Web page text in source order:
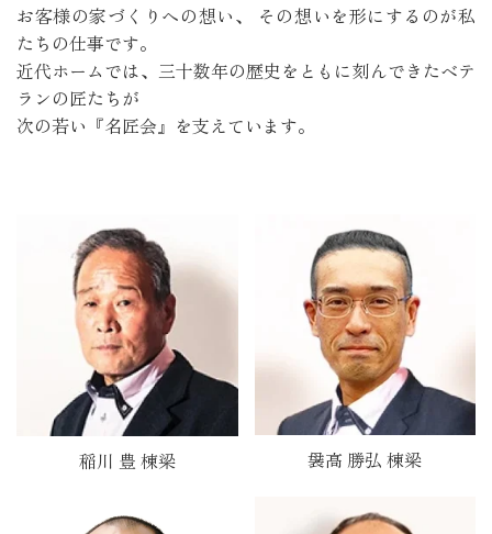
お客様の家づくりへの想い、 その想いを形にするのが私
たちの仕事です。
近代ホームでは、三十数年の歴史をともに刻んできたベテ
ランの匠たちが
次の若い『名匠会』を支えています。
稲川 豊 棟梁 袰高 勝弘 棟梁